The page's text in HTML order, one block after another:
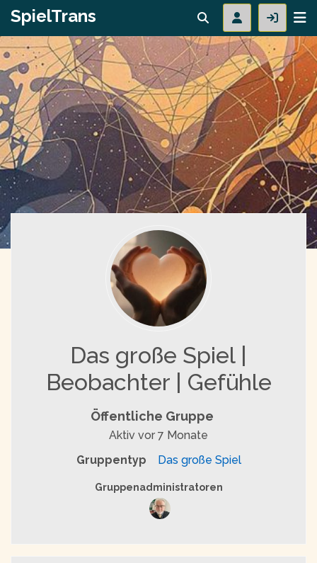
SpielTrans
Das große Spiel |
Beobachter | Gefühle
Öffentliche Gruppe
Aktiv vor 7 Monate
Gruppentyp
Das große Spiel
Gruppenführung
Gruppenadministratoren